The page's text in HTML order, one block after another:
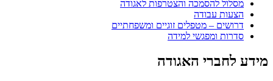
מסלול להסמכה והצטרפות לאגודה
הצעות עבודה
דרושים – מטפלים זוגיים ומשפחתיים
סדרות ומפגשי למידה
מידע לחברי האגודה